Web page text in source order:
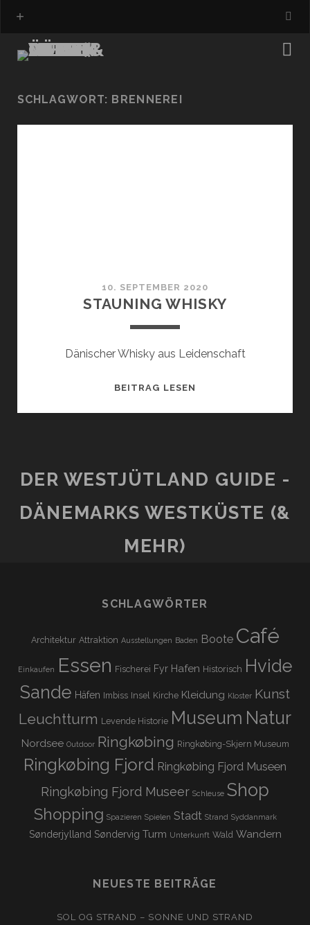
SCHLAGWORT: BRENNEREI
10. SEPTEMBER 2020
STAUNING WHISKY
Dänischer Whisky aus Leidenschaft
BEITRAG LESEN
DER WESTJÜTLAND GUIDE -
DÄNEMARKS WESTKÜSTE (&
MEHR)
SCHLAGWÖRTER
Architektur Attraktion Ausstellungen Baden Boote Café
Einkaufen Essen Fischerei Fyr Hafen Historisch Hvide
Sande Häfen Imbiss Insel Kirche Kleidung Kloster Kunst
Leuchtturm Levende Historie Museum Natur
Nordsee Outdoor Ringkøbing Ringkøbing-Skjern Museum
Ringkøbing Fjord Ringkøbing Fjord Museen
Ringkøbing Fjord Museer Schleuse Shop
Shopping Spazieren Spielen Stadt Strand Syddanmark
Sønderjylland Søndervig Turm Unterkunft Wald Wandern
NEUESTE BEITRÄGE
SOL OG STRAND – SONNE UND STRAND